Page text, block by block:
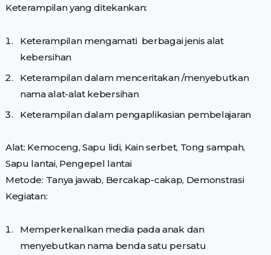
Keterampilan yang ditekankan:
Keterampilan mengamati berbagai jenis alat
kebersihan
Keterampilan dalam menceritakan /menyebutkan
nama alat-alat kebersihan
Keterampilan dalam pengaplikasian pembelajaran
Alat: Kemoceng, Sapu lidi, Kain serbet, Tong sampah,
Sapu lantai, Pengepel lantai
Metode: Tanya jawab, Bercakap-cakap, Demonstrasi
Kegiatan:
Memperkenalkan media pada anak dan
menyebutkan nama benda satu persatu